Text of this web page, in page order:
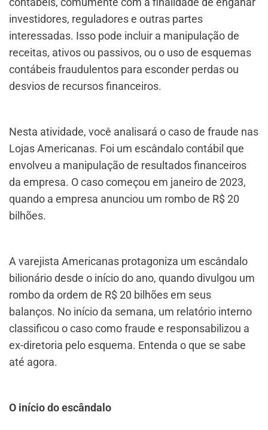
investidores, reguladores e outras partes
interessadas. Isso pode incluir a manipulação de
receitas, ativos ou passivos, ou o uso de esquemas
contábeis fraudulentos para esconder perdas ou
desvios de recursos financeiros.
Nesta atividade, você analisará o caso de fraude nas
Lojas Americanas. Foi um escândalo contábil que
envolveu a manipulação de resultados financeiros
da empresa. O caso começou em janeiro de 2023,
quando a empresa anunciou um rombo de R$ 20
bilhões.
A varejista Americanas protagoniza um escândalo
bilionário desde o início do ano, quando divulgou um
rombo da ordem de R$ 20 bilhões em seus
balanços. No início da semana, um relatório interno
classificou o caso como fraude e responsabilizou a
ex-diretoria pelo esquema. Entenda o que se sabe
até agora.
O início do escândalo